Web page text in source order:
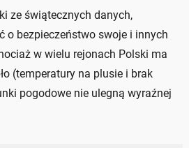
ze świątecznych danych,
o bezpieczeństwo swoje i innych
w wielu rejonach Polski ma
(temperatury na plusie i brak
pogodowe nie ulegną wyraźnej